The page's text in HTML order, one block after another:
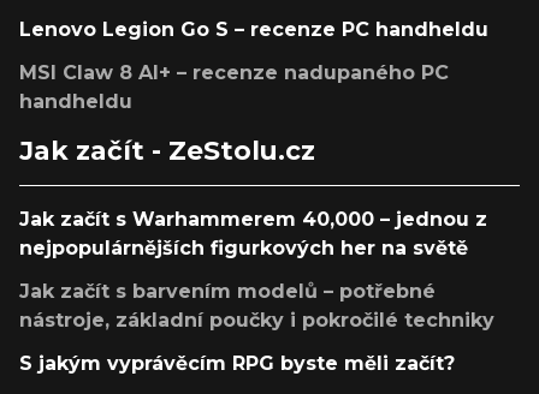
Lenovo Legion Go S – recenze PC handheldu
MSI Claw 8 AI+ – recenze nadupaného PC
handheldu
Jak začít - ZeStolu.cz
Jak začít s Warhammerem 40,000 – jednou z
nejpopulárnějších figurkových her na světě
Jak začít s barvením modelů – potřebné
nástroje, základní poučky i pokročilé techniky
S jakým vyprávěcím RPG byste měli začít?